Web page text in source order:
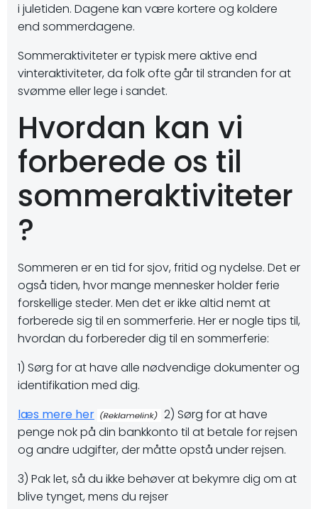
i juletiden. Dagene kan være kortere og koldere
end sommerdagene.
Sommeraktiviteter er typisk mere aktive end
vinteraktiviteter, da folk ofte går til stranden for at
svømme eller lege i sandet.
Hvordan kan vi
forberede os til
sommeraktiviteter
?
Sommeren er en tid for sjov, fritid og nydelse. Det er
også tiden, hvor mange mennesker holder ferie
forskellige steder. Men det er ikke altid nemt at
forberede sig til en sommerferie. Her er nogle tips til,
hvordan du forbereder dig til en sommerferie:
1) Sørg for at have alle nødvendige dokumenter og
identifikation med dig.
læs mere her
2) Sørg for at have
penge nok på din bankkonto til at betale for rejsen
og andre udgifter, der måtte opstå under rejsen.
3) Pak let, så du ikke behøver at bekymre dig om at
blive tynget, mens du rejser